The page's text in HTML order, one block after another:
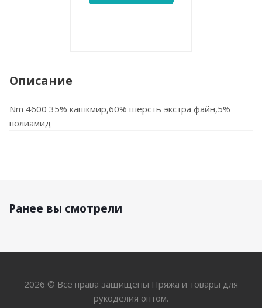
Описание
Nm 4600 35% кашкмир,60% шерсть экстра файн,5%
полиамид
Ранее вы смотрели
2026 © Все права защищены Пряжа и товары для
рукоделия оптом.